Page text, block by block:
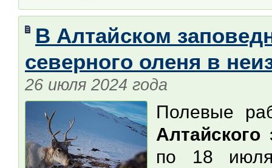
В Алтайском
северного оленя в
26 июля 2024 года
Полевые
Алтайского
по 18